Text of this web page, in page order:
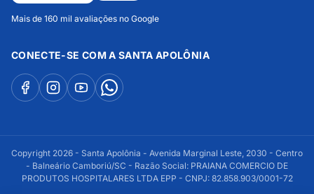
Mais de 160 mil avaliações no Google
CONECTE-SE COM A SANTA APOLÔNIA
Copyright 2026 - Santa Apolônia - Avenida Marginal Leste, 2030 - Centro
- Balneário Camboriú/SC - Razão Social: PRAIANA COMERCIO DE
PRODUTOS HOSPITALARES LTDA EPP - CNPJ: 82.858.903/0001-72